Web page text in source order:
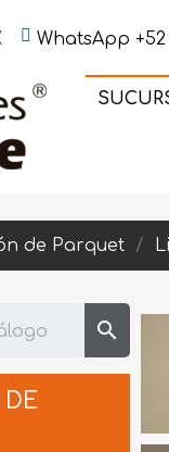
WhatsApp +52
de Parquet
search